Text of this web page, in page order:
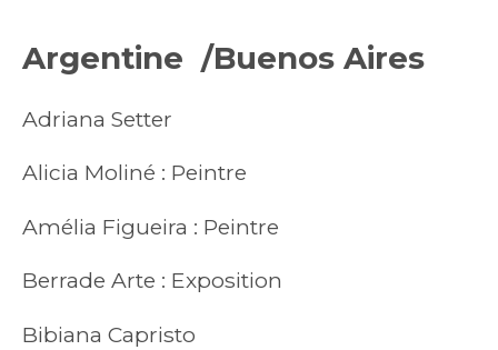
Argentine /Buenos Aires
Adriana Setter
Alicia Moliné : Peintre
Amélia Figueira : Peintre
Berrade Arte : Exposition
Bibiana Capristo